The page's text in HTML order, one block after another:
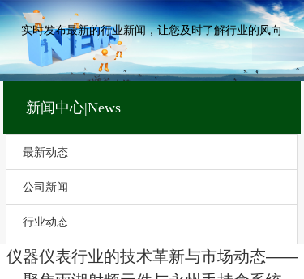
实时发布最新的行业新闻，让您及时了解行业的风向
最新动态
公司新闻
行业动态
技术文章
新闻中心|News
仪器仪表行业的技术革新与市场动态——